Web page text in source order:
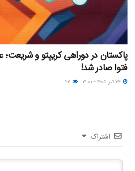
پاکستان در دوراهی کریپتو و شریعت؛
فتوا صادر شد!
اشتراک